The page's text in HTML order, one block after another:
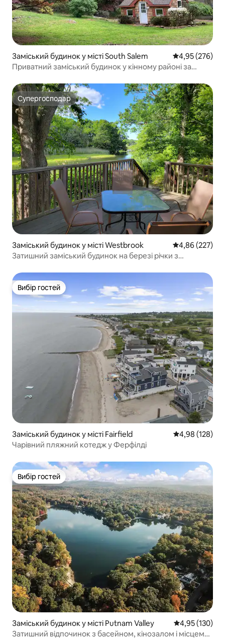
Заміський будинок у місті South Salem Середня
4,95 (276)
Приватний заміський будинок у кінному районі за
Супергосподар
Супергосподар
Заміський будинок у місті Westbrook Середня
4,86 (227)
Затишний заміський будинок на березі річки з
Вибір гостей
Вибір гостей
Заміський будинок у місті Fairfield Середня
4,98 (128)
Чарівний пляжний котедж у Ферфілді
Вибір гостей
Вибір гостей
Заміський будинок у місті Putnam Valley Середня
4,95 (130)
Затишний відпочинок з басейном, кінозалом і місцем